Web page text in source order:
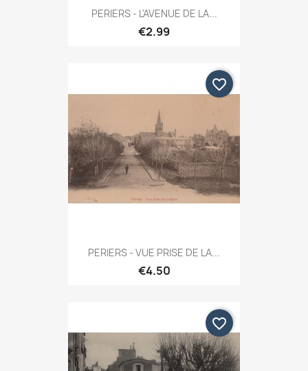
PERIERS - L'AVENUE DE LA...
€2.99
PERIERS - VUE PRISE DE LA...
€4.50
favorite_border
favorite_border